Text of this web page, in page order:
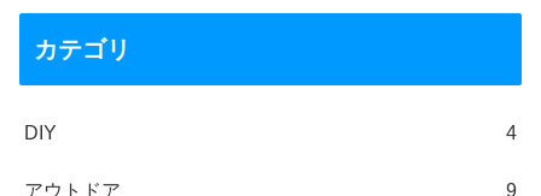
カテゴリ
DIY 4
アウトドア 9